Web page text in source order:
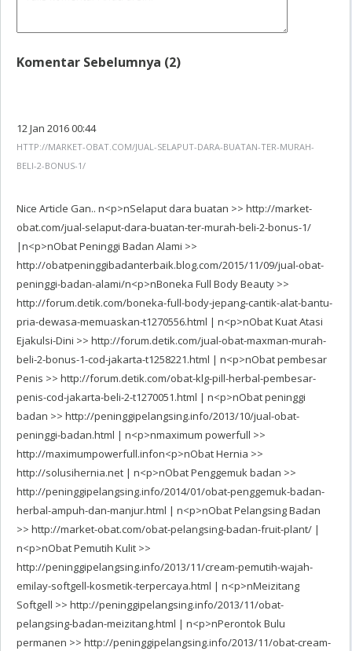
Komentar Sebelumnya (2)
12 Jan 2016 00:44
HTTP://MARKET-OBAT.COM/JUAL-SELAPUT-DARA-BUATAN-TER-MURAH-
BELI-2-BONUS-1/
Nice Article Gan.. n<p>nSelaput dara buatan >> http://market-
obat.com/jual-selaput-dara-buatan-ter-murah-beli-2-bonus-1/
|n<p>nObat Peninggi Badan Alami >>
http://obatpeninggibadanterbaik.blog.com/2015/11/09/jual-obat-
peninggi-badan-alami/n<p>nBoneka Full Body Beauty >>
http://forum.detik.com/boneka-full-body-jepang-cantik-alat-bantu-
pria-dewasa-memuaskan-t1270556.html | n<p>nObat Kuat Atasi
Ejakulsi-Dini >> http://forum.detik.com/jual-obat-maxman-murah-
beli-2-bonus-1-cod-jakarta-t1258221.html | n<p>nObat pembesar
Penis >> http://forum.detik.com/obat-klg-pill-herbal-pembesar-
penis-cod-jakarta-beli-2-t1270051.html | n<p>nObat peninggi
badan >> http://peninggipelangsing.info/2013/10/jual-obat-
peninggi-badan.html | n<p>nmaximum powerfull >>
http://maximumpowerfull.infon<p>nObat Hernia >>
http://solusihernia.net | n<p>nObat Penggemuk badan >>
http://peninggipelangsing.info/2014/01/obat-penggemuk-badan-
herbal-ampuh-dan-manjur.html | n<p>nObat Pelangsing Badan
>> http://market-obat.com/obat-pelangsing-badan-fruit-plant/ |
n<p>nObat Pemutih Kulit >>
http://peninggipelangsing.info/2013/11/cream-pemutih-wajah-
emilay-softgell-kosmetik-terpercaya.html | n<p>nMeizitang
Softgell >> http://peninggipelangsing.info/2013/11/obat-
pelangsing-badan-meizitang.html | n<p>nPerontok Bulu
permanen >> http://peninggipelangsing.info/2013/11/obat-cream-